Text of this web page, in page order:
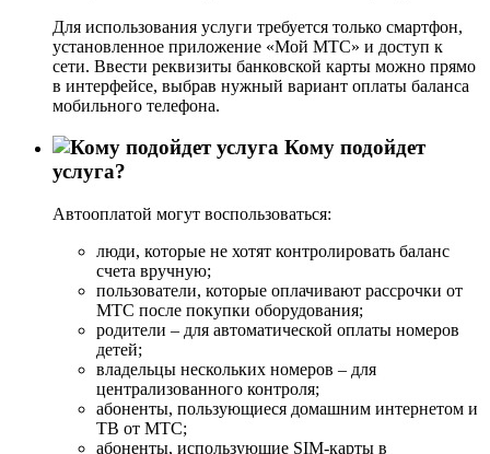
Для использования услуги требуется только смартфон,
установленное приложение «Мой МТС» и доступ к
сети. Ввести реквизиты банковской карты можно прямо
в интерфейсе, выбрав нужный вариант оплаты баланса
мобильного телефона.
Кому подойдет
услуга?
Автооплатой могут воспользоваться:
люди, которые не хотят контролировать баланс
счета вручную;
пользователи, которые оплачивают рассрочки от
МТС после покупки оборудования;
родители – для автоматической оплаты номеров
детей;
владельцы нескольких номеров – для
централизованного контроля;
абоненты, пользующиеся домашним интернетом и
ТВ от МТС;
абоненты, использующие SIM-карты в